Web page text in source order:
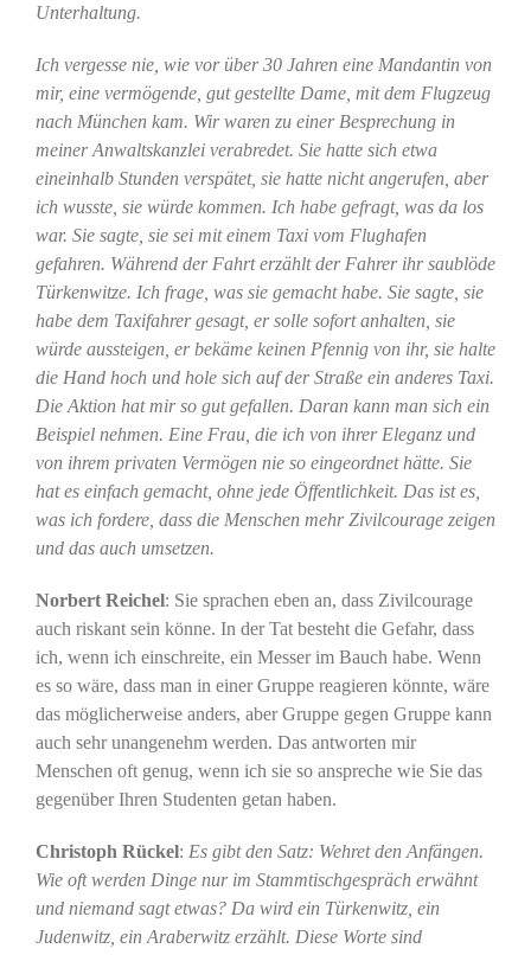
Unterhaltung.
Ich vergesse nie, wie vor über 30 Jahren eine Mandantin von
mir, eine vermögende, gut gestellte Dame, mit dem Flugzeug
nach München kam. Wir waren zu einer Besprechung in
meiner Anwaltskanzlei verabredet. Sie hatte sich etwa
eineinhalb Stunden verspätet, sie hatte nicht angerufen, aber
ich wusste, sie würde kommen. Ich habe gefragt, was da los
war. Sie sagte, sie sei mit einem Taxi vom Flughafen
gefahren. Während der Fahrt erzählt der Fahrer ihr saublöde
Türkenwitze. Ich frage, was sie gemacht habe. Sie sagte, sie
habe dem Taxifahrer gesagt, er solle sofort anhalten, sie
würde aussteigen, er bekäme keinen Pfennig von ihr, sie halte
die Hand hoch und hole sich auf der Straße ein anderes Taxi.
Die Aktion hat mir so gut gefallen. Daran kann man sich ein
Beispiel nehmen. Eine Frau, die ich von ihrer Eleganz und
von ihrem privaten Vermögen nie so eingeordnet hätte. Sie
hat es einfach gemacht, ohne jede Öffentlichkeit. Das ist es,
was ich fordere, dass die Menschen mehr Zivilcourage zeigen
und das auch umsetzen.
Norbert Reichel: Sie sprachen eben an, dass Zivilcourage
auch riskant sein könne. In der Tat besteht die Gefahr, dass
ich, wenn ich einschreite, ein Messer im Bauch habe. Wenn
es so wäre, dass man in einer Gruppe reagieren könnte, wäre
das möglicherweise anders, aber Gruppe gegen Gruppe kann
auch sehr unangenehm werden. Das antworten mir
Menschen oft genug, wenn ich sie so anspreche wie Sie das
gegenüber Ihren Studenten getan haben.
Christoph Rückel: Es gibt den Satz: Wehret den Anfängen.
Wie oft werden Dinge nur im Stammtischgespräch erwähnt
und niemand sagt etwas? Da wird ein Türkenwitz, ein
Judenwitz, ein Araberwitz erzählt. Diese Worte sind